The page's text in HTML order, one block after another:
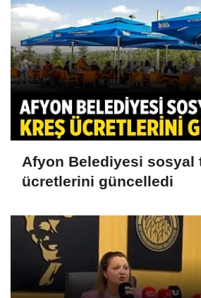
Afyon Belediyesi sosyal
ücretlerini güncelledi